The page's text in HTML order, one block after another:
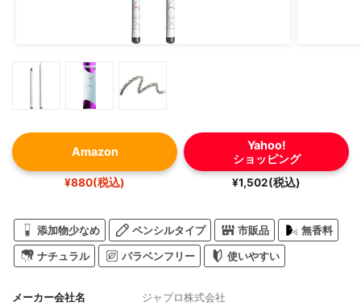
Amazon
¥880(税込)
Yahoo!
ショッピング
¥1,502(税込)
添加物少なめ ペンシルタイプ 市販品 無香料
ナチュラル パラベンフリー 使いやすい
メーカー会社名
ジャプロ株式会社